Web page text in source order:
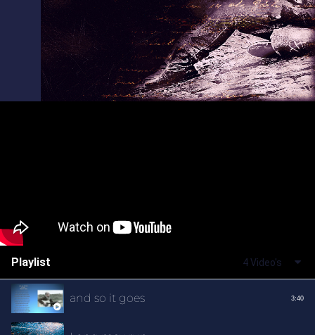
Playlist 4 Video's
and so it goes 3:40